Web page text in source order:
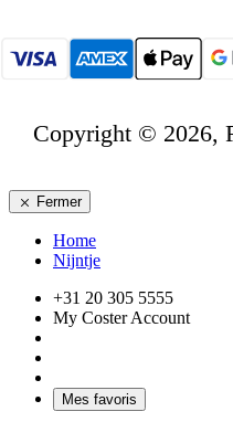
Copyright © 2026,
Fermer
Home
Nijntje
+31 20 305 5555
My Coster Account
Mes favoris